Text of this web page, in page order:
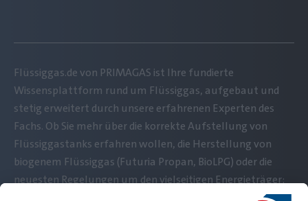
Flüssiggas.de von PRIMAGAS ist Ihre fundierte
Wissensplattform rund um Flüssiggas, aufgebaut und
stetig erweitert durch unsere erfahrenen Experten des
Fachs. Ob Sie mehr über die korrekte Aufstellung von
Flüssiggastanks erfahren wollen, die Herstellung von
biogenem Flüssiggas (Futuria Propan, BioLPG) oder die
neuesten Regelungen um den vielseitigen Energieträger:
Vertrauen Sie unseren Flüssiggas-Profis und lesen Sie sich